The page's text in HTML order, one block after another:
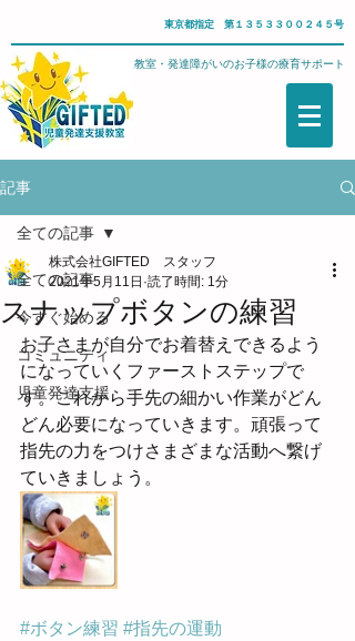
東京都指定 第１３５３３００２４５号
武蔵野市・児童発達支援教室・発達障がいのお子様の療育サポート
記事
全ての記事
今すぐ始める
コミュニティ
児童発達支援
全ての記事
スナップボタンの練習
株式会社GIFTED スタッフ
2021年5月11日 読了時間: 1分
お子さまが自分でお着替えできるよう
になっていくファーストステップで
す。これから手先の細かい作業がどん
どん必要になっていきます。頑張って
指先の力をつけさまざまな活動へ繋げ
ていきましょう。
#ボタン練習 #指先の運動